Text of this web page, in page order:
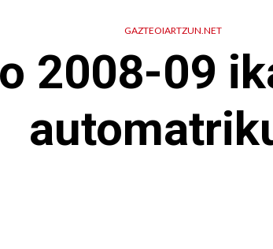
GAZTEOIARTZUN.NET
2008-09